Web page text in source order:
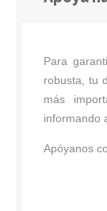
Para
robusta, tu
más
informando
Apóyanos